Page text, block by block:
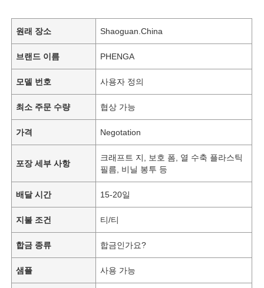
원래 장소 Shaoguan.China
브랜드 이름 PHENGA
모델 번호 사용자 정의
최소 주문 수량 협상 가능
가격 Negotation
포장 세부 사항
크래프트 지, 보호 폼, 열 수축 플라스틱
필름, 비닐 봉투 등
배달 시간 15-20일
지불 조건 티/티
합금 종류 합금인가요?
샘플 사용 가능